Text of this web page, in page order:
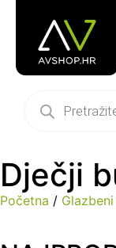
Dječji
Početna /